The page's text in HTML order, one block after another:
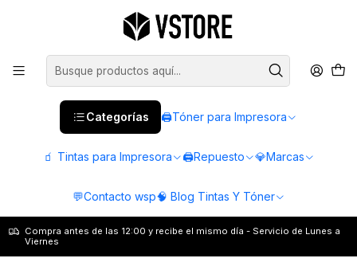
Categorías 🖨️Tóner para Impresora
🧃 Tintas para Impresora 🖨️Repuesto 💎Marcas
💬Contacto wsp🧠 Blog Tintas Y Tóner
Compra antes de las 12:00 y recibe el mismo día - Servicio de Lunes a
Viernes